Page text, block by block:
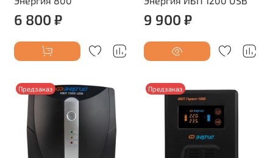
6 800 ₽ 9 900 ₽
Предзаказ Предзаказ